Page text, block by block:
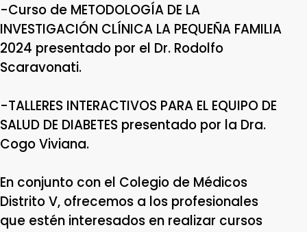
-Curso de METODOLOGÍA DE LA
INVESTIGACIÓN CLÍNICA LA PEQUEÑA FAMILIA
2024 presentado por el Dr. Rodolfo
Scaravonati.
-TALLERES INTERACTIVOS PARA EL EQUIPO DE
SALUD DE DIABETES presentado por la Dra.
Cogo Viviana.
En conjunto con el Colegio de Médicos
Distrito V, ofrecemos a los profesionales
que estén interesados en realizar cursos